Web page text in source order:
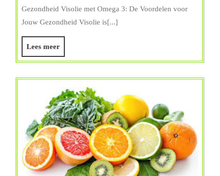
Visolie
voor
Jouw
Gezondheid
Gezondheid Visolie met Omega 3: De Voordelen voor
Jouw Gezondheid Visolie is[...]
Lees meerLees
meer